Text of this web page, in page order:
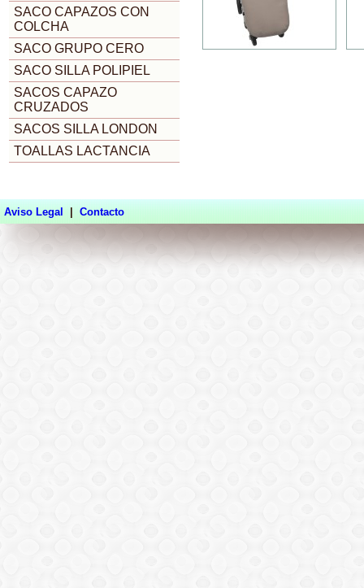
SACO CAPAZOS CON
COLCHA
SACO GRUPO CERO
SACO SILLA POLIPIEL
SACOS CAPAZO
CRUZADOS
SACOS SILLA LONDON
TOALLAS LACTANCIA
Aviso Legal Contacto